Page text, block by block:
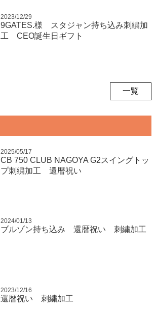
2023/12/29
9GATES.様 スタジャン持ち込み刺繍加
工 CEO誕生日ギフト
一覧
2025/05/17
CB 750 CLUB NAGOYA G2スイングトッ
プ刺繍加工 還暦祝い
2024/01/13
ブルゾン持ち込み 還暦祝い 刺繍加工
2023/12/16
還暦祝い 刺繍加工